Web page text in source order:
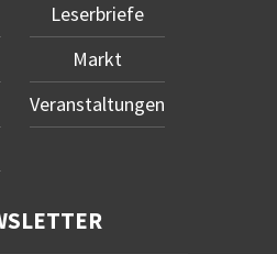
Leserbriefe
Markt
Veranstaltungen